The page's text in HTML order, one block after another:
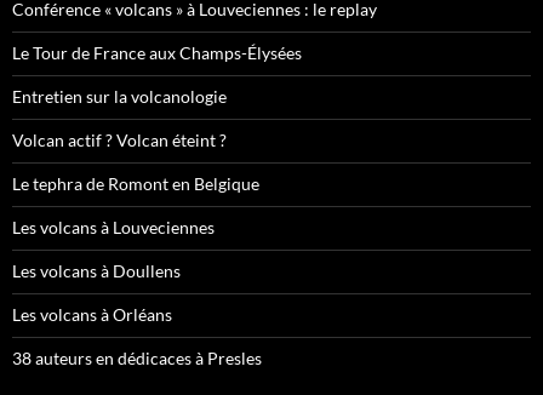
Conférence « volcans » à Louveciennes : le replay
Le Tour de France aux Champs-Élysées
Entretien sur la volcanologie
Volcan actif ? Volcan éteint ?
Le tephra de Romont en Belgique
Les volcans à Louveciennes
Les volcans à Doullens
Les volcans à Orléans
38 auteurs en dédicaces à Presles